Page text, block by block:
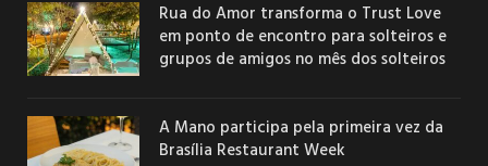
Rua do Amor transforma o Trust Love
em ponto de encontro para solteiros e
grupos de amigos no mês dos solteiros
A Mano participa pela primeira vez da
Brasília Restaurant Week